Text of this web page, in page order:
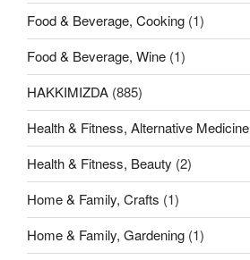
Food & Beverage, Cooking (1)
Food & Beverage, Wine (1)
HAKKIMIZDA (885)
Health & Fitness, Alternative Medicine
Health & Fitness, Beauty (2)
Home & Family, Crafts (1)
Home & Family, Gardening (1)